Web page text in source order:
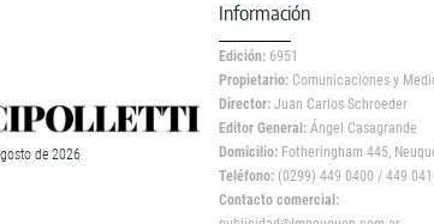
de 2026
Información
Edición: 6951
Propietario: Comunicaciones y
Director: Juan Carlos Schroeder
Editor General: Ángel Casagrande
Domicilio: Fotheringham 445,
Teléfono: (0299) 449 0400 / 449
Contacto comercial: